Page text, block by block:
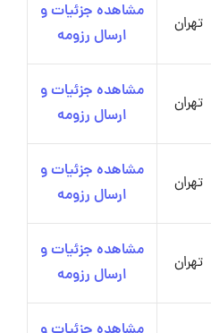
تهران
مشاهده جزئیات و
ارسال رزومه
تهران
مشاهده جزئیات و
ارسال رزومه
تهران
مشاهده جزئیات و
ارسال رزومه
تهران
مشاهده جزئیات و
ارسال رزومه